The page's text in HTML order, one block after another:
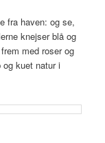
fra haven: og se,
knejser blå og
med roser og
kuet natur i